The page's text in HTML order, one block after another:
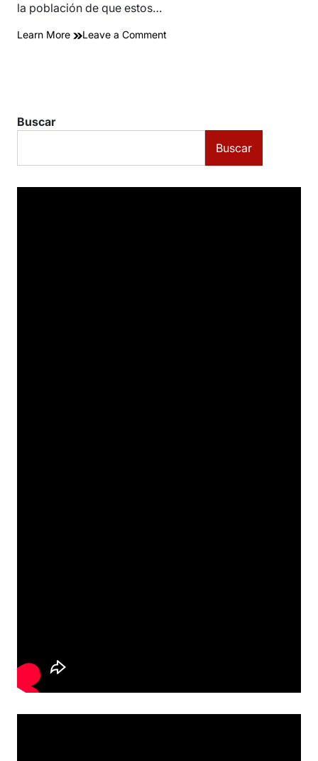
la población de que estos…
Learn More Leave a Comment
Buscar
Buscar